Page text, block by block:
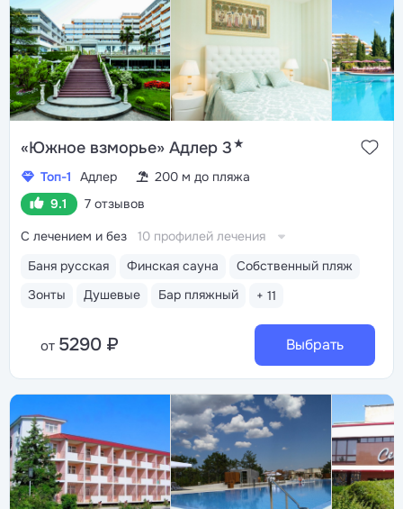
«Южное взморье» Адлер 3★
Топ-1 Адлер
200 м до пляжа
9.1
7 отзывов
Баня русская Финская сауна
Собственный пляж
Зонты
Душевые Бар пляжный + 11
С лечением и без 10 профилей лечения
от 5290 ₽ Выбрать